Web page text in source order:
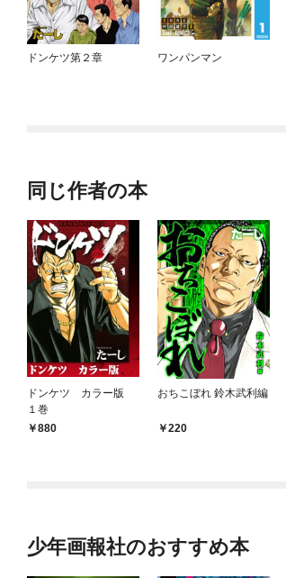
ドンケツ第２章 ワンパンマン
同じ作者の本
ドンケツ カラー版
１巻
880
おちこぼれ 鈴木武利編
220
少年画報社のおすすめ本